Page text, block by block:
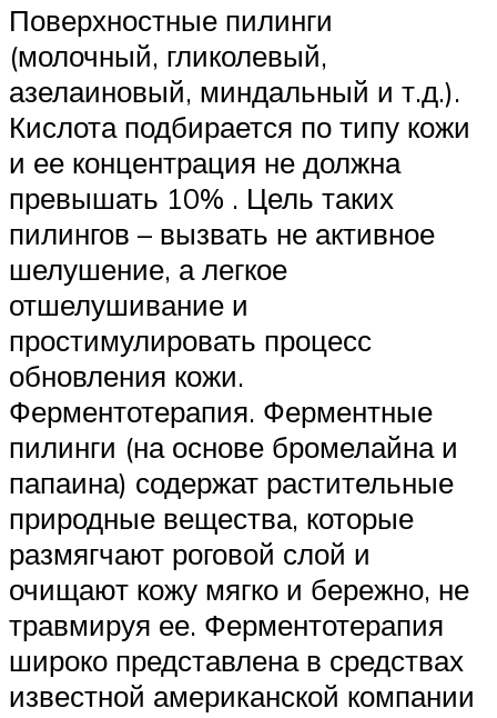
Поверхностные пилинги
(молочный, гликолевый,
азелаиновый, миндальный и т.д.).
Кислота подбирается по типу кожи
и ее концентрация не должна
превышать 10% . Цель таких
пилингов – вызвать не активное
шелушение, а легкое
отшелушивание и
простимулировать процесс
обновления кожи.
Ферментотерапия. Ферментные
пилинги (на основе бромелайна и
папаина) содержат растительные
природные вещества, которые
размягчают роговой слой и
очищают кожу мягко и бережно, не
травмируя ее. Ферментотерапия
широко представлена в средствах
известной американской компании